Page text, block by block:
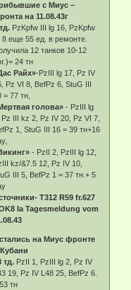
с Миус –
на 11.08.43г
PzKpfw III lg 16, PzKpfw
8 еще 55 ед. в ремонте.
12 танков 10-12
24 тн
Райх»-PzIII lg 17, Pz IV
Pz VI 8, BefPz 6, StuG III
= 77 тн,
голова» - PzIII lg
Pz III kz 2, Pz IV 20, Pz VI 7,
1, StuG III 16 = 39 тн+16
- PzII 2, PzIII lg 12,
kz/&7.5 12, Pz IV 10,
III 5, BefPz 1 = 37 тн.+ 5
T312 R59 fr.627
Ia Tagesmeldung vom
на Миус фронте
тд. PzII 1, PzIII lg 2, Pz IV
19, Pz IV L48 25, BefPz 6.
тн